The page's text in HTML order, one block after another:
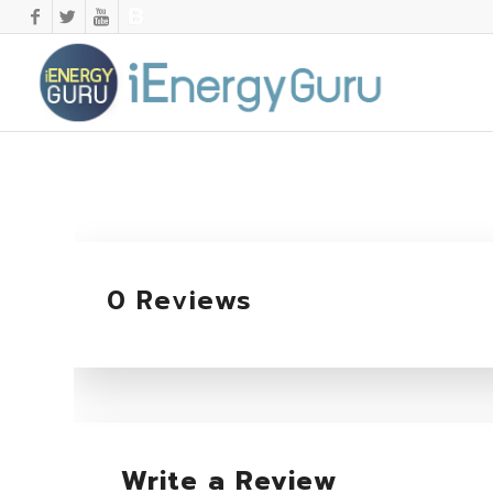
0 Reviews
Write a Review